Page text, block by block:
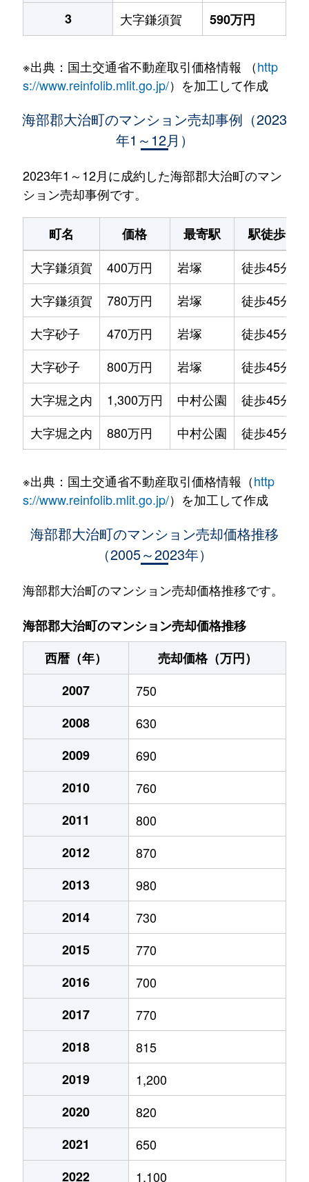
3
大字鎌須賀 590万円
※出典：国土交通省不動産取引価格情報 （http
s://www.reinfolib.mlit.go.jp/）を加工して作成
海部郡大治町のマンション売却事例（2023
年1～12月）
2023年1～12月に成約した海部郡大治町のマン
ション売却事例です。
町名 価格 最寄駅 駅徒歩
大字鎌須賀
400万円 岩塚 徒歩45分
大字鎌須賀
780万円 岩塚 徒歩45分
大字砂子
470万円 岩塚 徒歩45分
大字砂子
800万円 岩塚 徒歩45分
大字堀之内
1,300万円 中村公園 徒歩45分
大字堀之内
880万円 中村公園 徒歩45分
※出典：国土交通省不動産取引価格情報（http
s://www.reinfolib.mlit.go.jp/）を加工して作成
海部郡大治町のマンション売却価格推移
（2005～2023年）
海部郡大治町のマンション売却価格推移です。
海部郡大治町のマンション売却価格推移
西暦（年）
売却価格（万円）
2007
750
2008
630
2009
690
2010
760
2011
800
2012
870
2013
980
2014
730
2015
770
2016
700
2017
770
2018
815
2019
1,200
2020
820
2021
650
2022
1,100